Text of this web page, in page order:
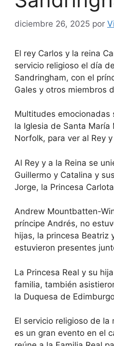
diciembre 26, 2025 por
El rey Carlos y la reina
servicio religioso el día
Sandringham, con el
Gales y otros miembros
Multitudes emocionadas
la Iglesia de Santa María
Norfolk, para ver al Rey
Al Rey y a la Reina se
Guillermo y Catalina y
Jorge, la Princesa
Andrew Mountbatten-
príncipe Andrés, no
hijas, la princesa Beatriz
estuvieron presentes
La Princesa Real y su
familia, también
la Duquesa de
El servicio religioso de la
es un gran evento en el